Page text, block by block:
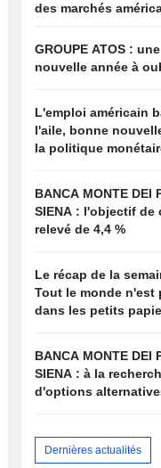
des marchés
GROUPE ATOS : une
nouvelle année à
L'emploi américain
l'aile, bonne
la politique
BANCA MONTE DEI
SIENA : l'objectif de cours
relevé de 4,4 %
Le récap de la
Tout le monde n'est
dans les petits
BANCA MONTE DEI
SIENA : à la recherche
d'options
Dernières actualités